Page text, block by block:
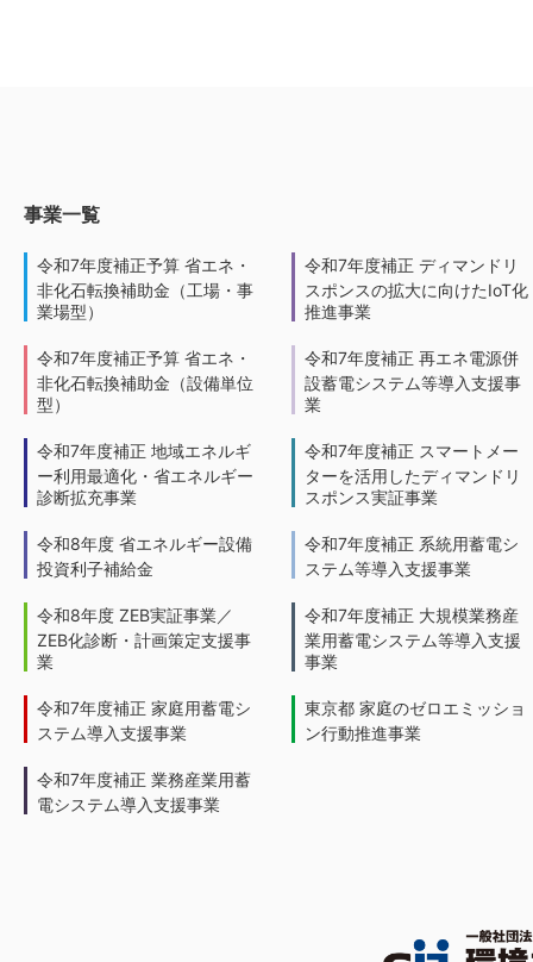
事業一覧
令和7年度補正予算 省エネ・
非化石転換補助金（工場・事
業場型）
令和7年度補正予算 省エネ・
非化石転換補助金（設備単位
型）
令和7年度補正 地域エネルギ
ー利用最適化・省エネルギー
診断拡充事業
令和8年度 省エネルギー設備
投資利子補給金
令和8年度 ZEB実証事業／
ZEB化診断・計画策定支援事
業
令和7年度補正 家庭用蓄電シ
ステム導入支援事業
令和7年度補正 業務産業用蓄
電システム導入支援事業
令和7年度補正 ディマンドリ
スポンスの拡大に向けたIoT化
推進事業
令和7年度補正 再エネ電源併
設蓄電システム等導入支援事
業
令和7年度補正 スマートメー
ターを活用したディマンドリ
スポンス実証事業
令和7年度補正 系統用蓄電シ
ステム等導入支援事業
令和7年度補正 大規模業務産
業用蓄電システム等導入支援
事業
東京都 家庭のゼロエミッショ
ン行動推進事業